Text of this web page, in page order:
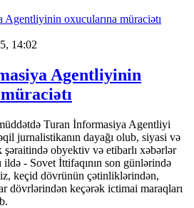
14:02
Agentliyinin
Turan İnformasiya Agentliyi
jurnalistikanın dayağı olub, siyasi və
obyektiv və etibarlı xəbərlər
ildə - Sovet İttifaqının son günlərində
keçid dövrünün çətinliklərindən,
dövrlərindən keçərək ictimai maraqları